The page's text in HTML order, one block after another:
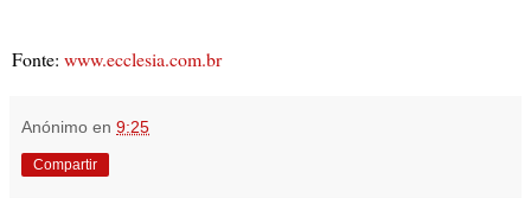
Fonte: www.ecclesia.com.br
Anónimo en 9:25
Compartir